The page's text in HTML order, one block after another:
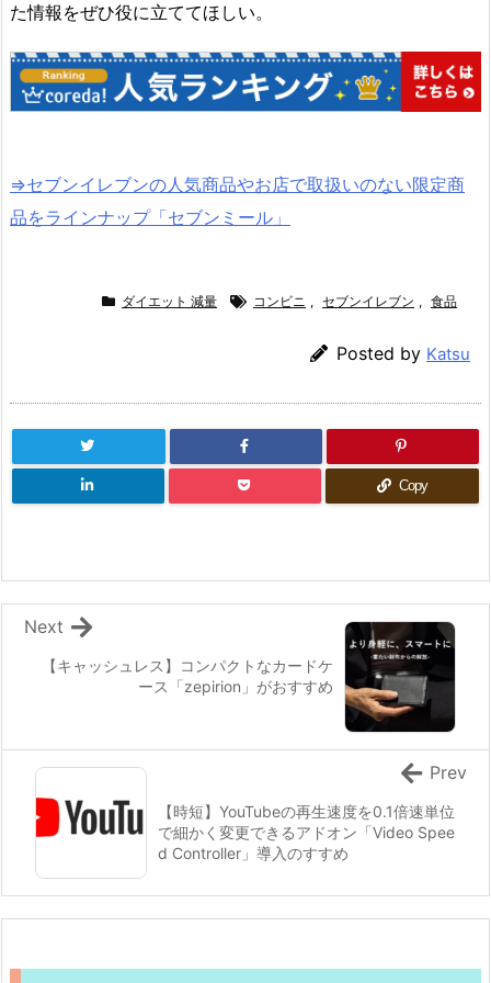
た情報をぜひ役に立ててほしい。
⇒セブンイレブンの人気商品やお店で取扱いのない限定商
品をラインナップ「セブンミール」
ダイエット 減量 コンビニ , セブンイレブン , 食品
Posted by Katsu
Copy
【キャッシュレス】コンパクトなカードケ
ース「zepirion」がおすすめ
Next
【時短】YouTubeの再生速度を0.1倍速単位
で細かく変更できるアドオン「Video Spee
d Controller」導入のすすめ
Prev